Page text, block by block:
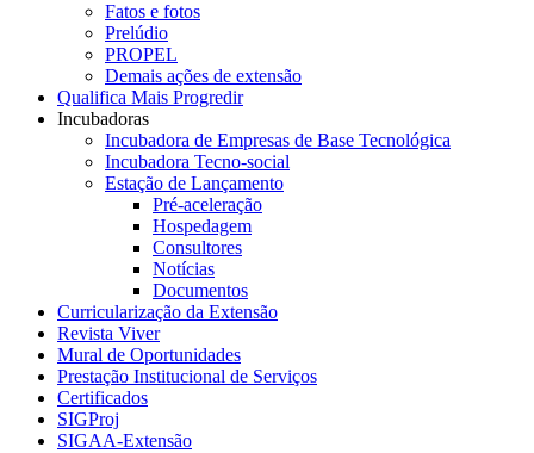
Fatos e fotos
Prelúdio
PROPEL
Demais ações de extensão
Qualifica Mais Progredir
Incubadoras
Incubadora de Empresas de Base Tecnológica
Incubadora Tecno-social
Estação de Lançamento
Pré-aceleração
Hospedagem
Consultores
Notícias
Documentos
Curricularização da Extensão
Revista Viver
Mural de Oportunidades
Prestação Institucional de Serviços
Certificados
SIGProj
SIGAA-Extensão